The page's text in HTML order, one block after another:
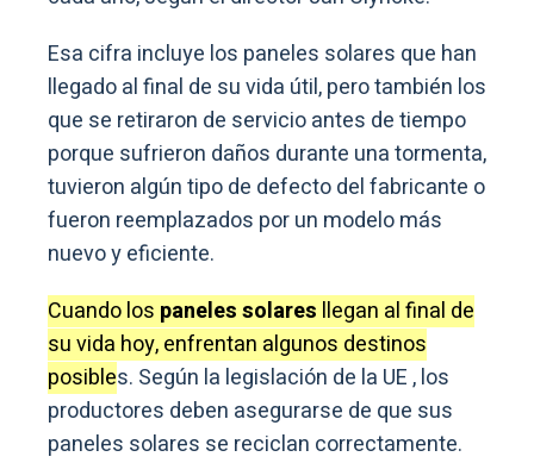
Esa cifra incluye los paneles solares que han
llegado al final de su vida útil, pero también los
que se retiraron de servicio antes de tiempo
porque sufrieron daños durante una tormenta,
tuvieron algún tipo de defecto del fabricante o
fueron reemplazados por un modelo más
nuevo y eficiente.
Cuando los paneles solares llegan al final de
su vida hoy, enfrentan algunos destinos
posibles. Según la legislación de la UE , los
productores deben asegurarse de que sus
paneles solares se reciclan correctamente.